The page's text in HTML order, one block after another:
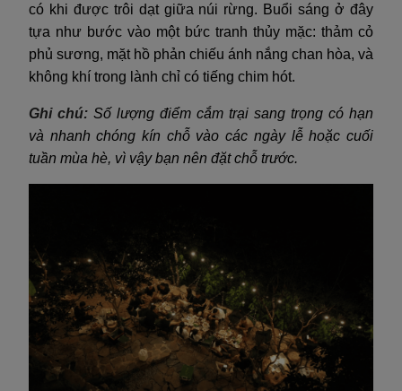
có khi được trôi dạt giữa núi rừng. Buổi sáng ở đây
tựa như bước vào một bức tranh thủy mặc: thảm cỏ
phủ sương, mặt hồ phản chiếu ánh nắng chan hòa, và
không khí trong lành chỉ có tiếng chim hót.
Ghi chú: Số lượng điểm cắm trại sang trọng có hạn
và nhanh chóng kín chỗ vào các ngày lễ hoặc cuối
tuần mùa hè, vì vậy bạn nên đặt chỗ trước.